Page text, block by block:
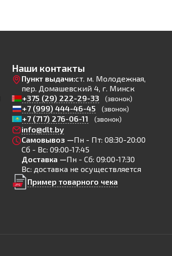
Наши контакты
Пункт выдачи:ст. м. Молодежная,
пер. Домашевский 4, г. Минск
+375 (29) 222-29-33
(звонок)
+7 (999) 444-46-45 (звонок)
+7 (717) 276-06-11 (звонок)
info@dlt.by
Самовывоз —Пн - Пт: 08:30-20:00
Сб - Вс: 09:00-17:45
Доставка —Пн - Сб: 09:00-17:30
Вс: доставка не осуществляется
Пример товарного чека